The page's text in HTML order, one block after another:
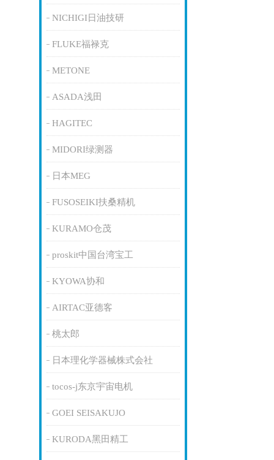
NICHIGI日油技研
FLUKE福禄克
METONE
ASADA浅田
HAGITEC
MIDORI绿测器
日本MEG
FUSOSEIKI扶桑精机
KURAMO仓茂
proskit中国台湾宝工
KYOWA协和
AIRTAC亚德客
桃太郎
日本理化学器械株式会社
tocos-j东京宇宙电机
GOEI SEISAKUJO
KURODA黑田精工